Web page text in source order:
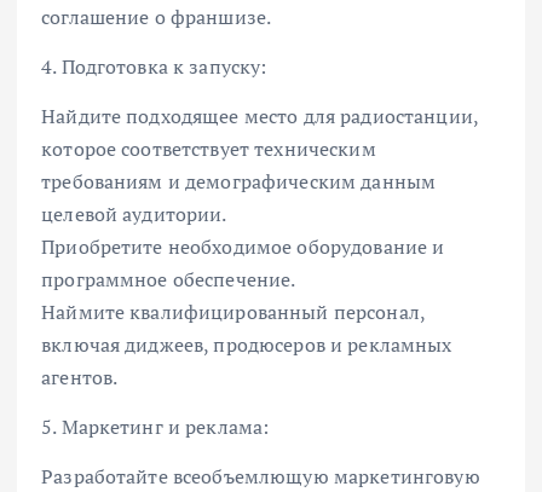
соглашение о франшизе.
4. Подготовка к запуску:
Найдите подходящее место для радиостанции,
которое соответствует техническим
требованиям и демографическим данным
целевой аудитории.
Приобретите необходимое оборудование и
программное обеспечение.
Наймите квалифицированный персонал,
включая диджеев, продюсеров и рекламных
агентов.
5. Маркетинг и реклама:
Разработайте всеобъемлющую маркетинговую